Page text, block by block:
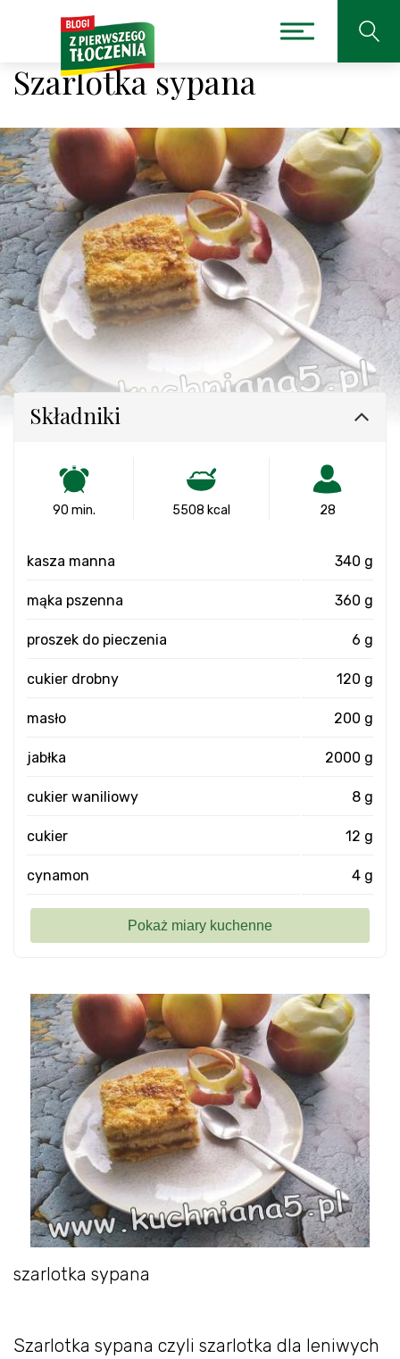
Szarlotka sypana
szarlotka sypana
Szarlotka sypana czyli szarlotka dla leniwych
Składniki
90 min. 5508 kcal 28
kasza manna 340 g
mąka pszenna 360 g
proszek do pieczenia 6 g
cukier drobny 120 g
masło 200 g
jabłka 2000 g
cukier waniliowy 8 g
cukier 12 g
cynamon 4 g